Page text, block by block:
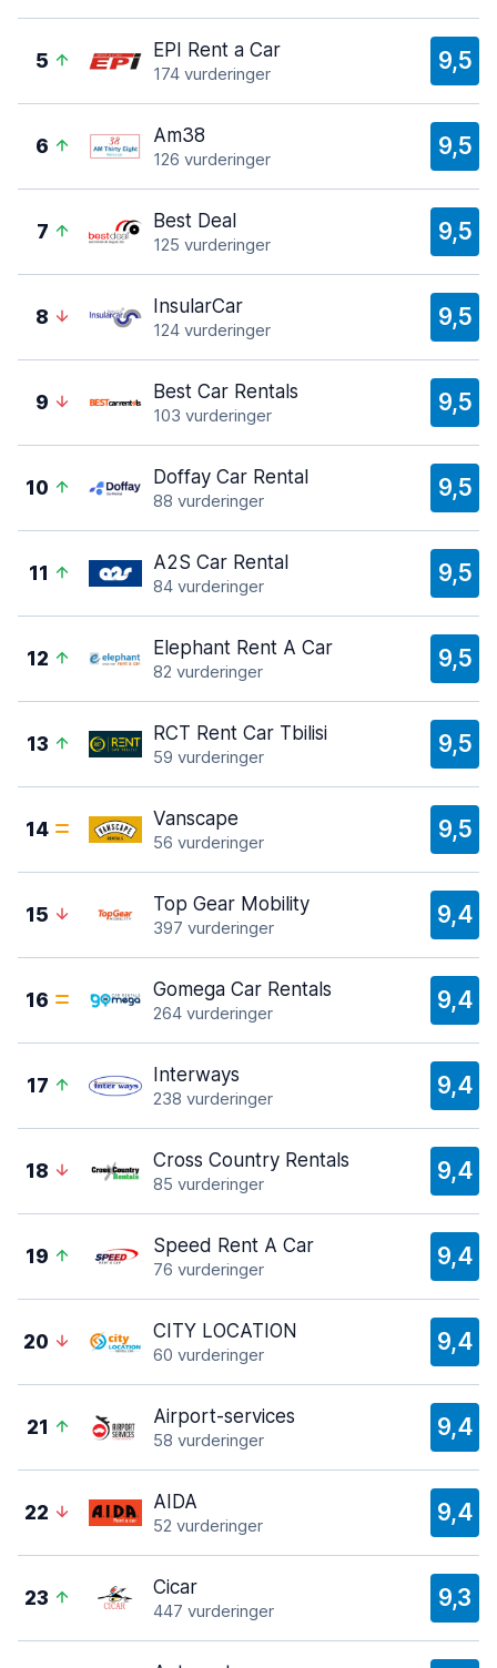
5 EPI Rent a Car
174 vurderinger 9,5
6 Am38
126 vurderinger 9,5
7 Best Deal
125 vurderinger 9,5
8 InsularCar
124 vurderinger 9,5
9 Best Car Rentals
103 vurderinger 9,5
10 Doffay Car Rental
88 vurderinger 9,5
11 A2S Car Rental
84 vurderinger 9,5
12 Elephant Rent A Car
82 vurderinger 9,5
13 RCT Rent Car Tbilisi
59 vurderinger 9,5
14 Vanscape
56 vurderinger 9,5
15 Top Gear Mobility
397 vurderinger 9,4
16 Gomega Car Rentals
264 vurderinger 9,4
17 Interways
238 vurderinger 9,4
18 Cross Country Rentals
85 vurderinger 9,4
19 Speed Rent A Car
76 vurderinger 9,4
20 CITY LOCATION
60 vurderinger 9,4
21 Airport-services
58 vurderinger 9,4
22 AIDA
52 vurderinger 9,4
23 Cicar
447 vurderinger 9,3